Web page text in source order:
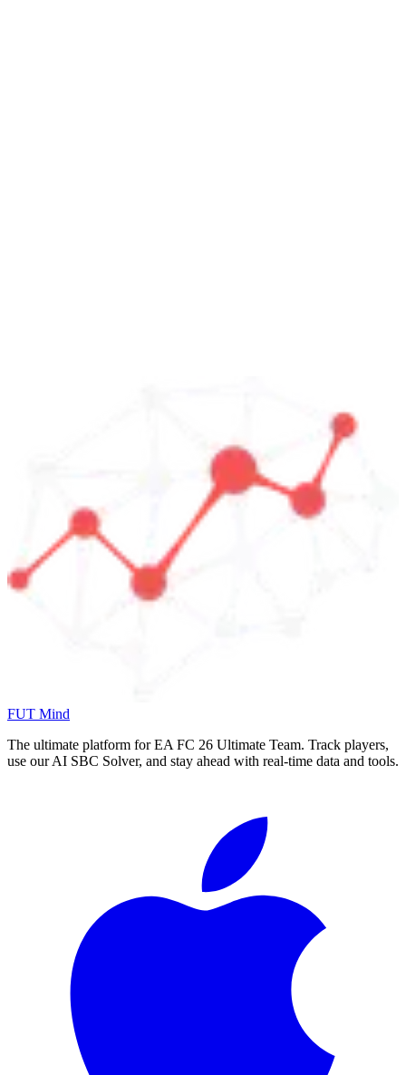
FUT Mind
The ultimate platform for EA FC 26 Ultimate Team. Track players,
use our AI SBC Solver, and stay ahead with real-time data and tools.